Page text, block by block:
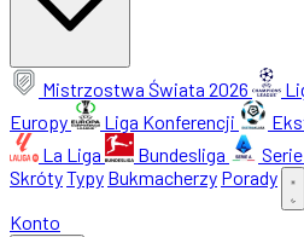
Mistrzostwa Świata 2026
Europy
Liga Konferencji
La Liga
Bundesliga
SkrótyTypy Bukmacherzy Porady
Konto